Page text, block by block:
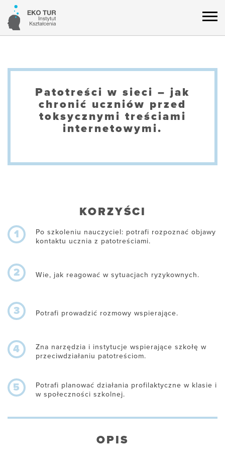
Patotreści w sieci – jak
chronić uczniów przed
toksycznymi treściami
internetowymi.
KORZYŚCI
1
Po szkoleniu nauczyciel: potrafi rozpoznać objawy
kontaktu ucznia z patotreściami.
2 Wie, jak reagować w sytuacjach ryzykownych.
3 Potrafi prowadzić rozmowy wspierające.
4
Zna narzędzia i instytucje wspierające szkołę w
przeciwdziałaniu patotreściom.
5
Potrafi planować działania profilaktyczne w klasie i
w społeczności szkolnej.
OPIS